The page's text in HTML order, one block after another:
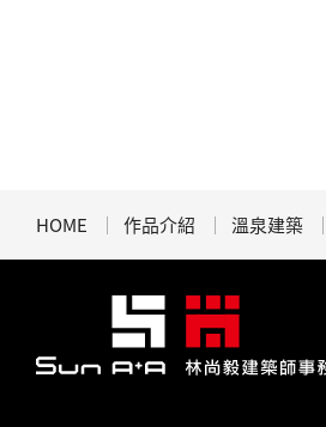
HOME 作品介紹 溫泉建築